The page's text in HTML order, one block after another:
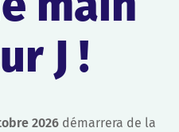
J !
2026démarrera de la